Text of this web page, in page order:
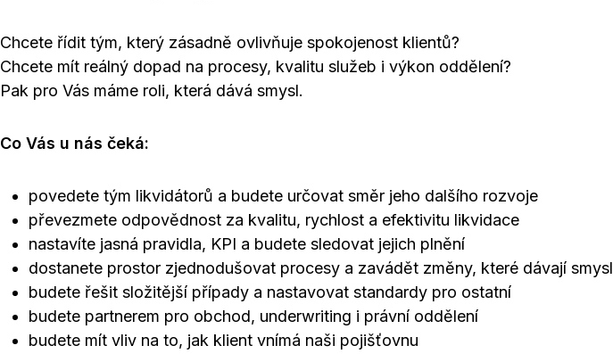
Chcete řídit tým, který zásadně ovlivňuje spokojenost klientů?
Chcete mít reálný dopad na procesy, kvalitu služeb i výkon oddělení?
Pak pro Vás máme roli, která dává smysl.
Co Vás u nás čeká:
povedete tým likvidátorů a budete určovat směr jeho dalšího rozvoje
převezmete odpovědnost za kvalitu, rychlost a efektivitu likvidace
nastavíte jasná pravidla, KPI a budete sledovat jejich plnění
dostanete prostor zjednodušovat procesy a zavádět změny, které dávají smysl
budete řešit složitější případy a nastavovat standardy pro ostatní
budete partnerem pro obchod, underwriting i právní oddělení
budete mít vliv na to, jak klient vnímá naši pojišťovnu